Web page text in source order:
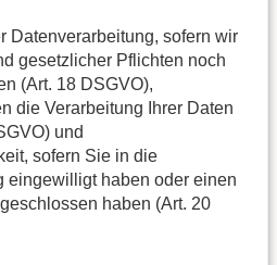
Datenverarbeitung, sofern wir
gesetzlicher Pflichten noch
(Art. 18 DSGVO),
die Verarbeitung Ihrer Daten
und
sofern Sie in die
eingewilligt haben oder einen
haben (Art. 20